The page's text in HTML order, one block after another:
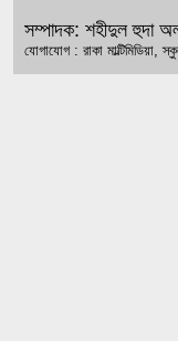
সম্পাদক: শহীদুল হুদা
যোগাযোগ : রাকা